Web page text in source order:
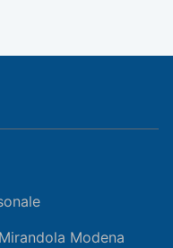
Modena